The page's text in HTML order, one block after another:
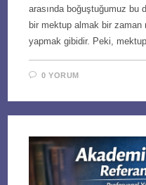
arasında boğuştuğumuz bu
bir mektup almak bir
yapmak gibidir. Peki,
0 YORUM